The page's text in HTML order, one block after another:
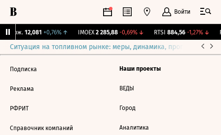
Войти
Бирж. 12,081 +0,76%↑ IMOEX 2 285,88 -0,69%↓ RTSI 884,56 -1,27%↓
Ситуация на топливном рынке: меры, динамика, прогнозы
Подписка
Реклама
РФРИТ
Справочник компаний
Наши проекты
ВЕДЫ
Город
Аналитика